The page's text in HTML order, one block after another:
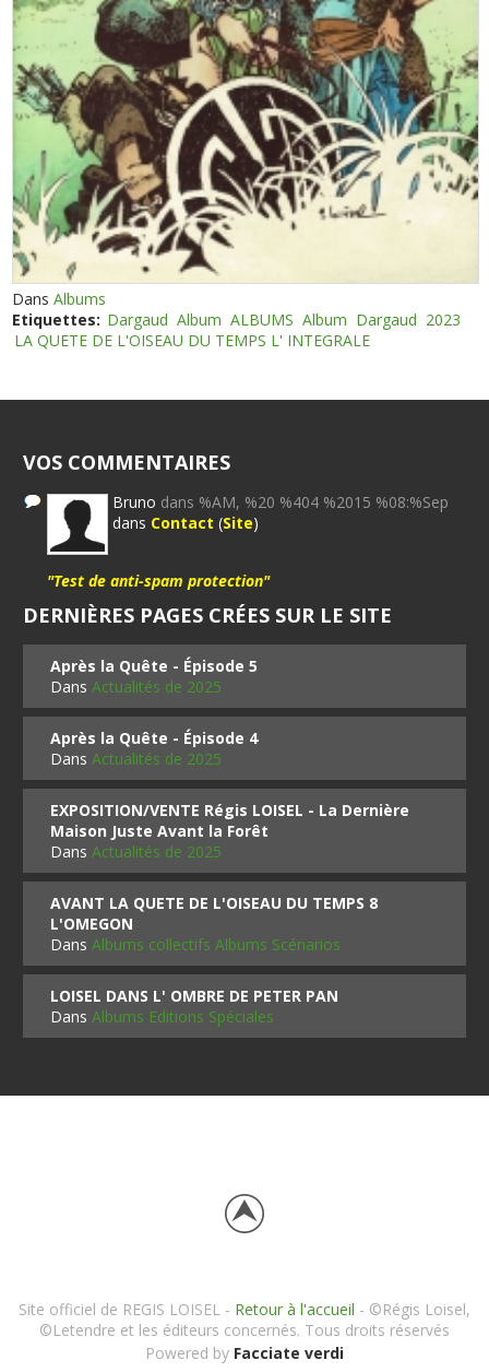
DansAlbums
Etiquettes: Dargaud Album ALBUMS Album Dargaud 2023
LA QUETE DE L'OISEAU DU TEMPS L' INTEGRALE
VOS COMMENTAIRES
Bruno dans %AM, %20 %404 %2015 %08:%Sep
dans Contact (Site)
"Test de anti-spam protection"
DERNIÈRES PAGES CRÉES SUR LE SITE
Après la Quête - Épisode 5
DansActualités de 2025
Après la Quête - Épisode 4
DansActualités de 2025
EXPOSITION/VENTE Régis LOISEL - La Dernière
Maison Juste Avant la Forêt
DansActualités de 2025
AVANT LA QUETE DE L'OISEAU DU TEMPS 8
L'OMEGON
DansAlbums collectifs Albums Scénarios
LOISEL DANS L' OMBRE DE PETER PAN
DansAlbums Editions Spéciales
Site officiel de REGIS LOISEL - Retour à l'accueil - ©Régis Loisel,
©Letendre et les éditeurs concernés. Tous droits réservés
Powered by Facciate verdi